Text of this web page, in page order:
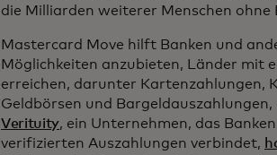
die Milliarden weiterer Menschen ohne
Mastercard Move hilft Banken und
Möglichkeiten anzubieten, Länder mit
erreichen, darunter Kartenzahlungen,
Geldbörsen und
Verituity, ein Unternehmen, das
verifizierten Auszahlungen verbindet,